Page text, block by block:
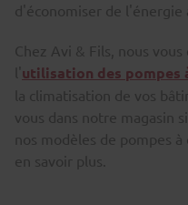
d'économiser de l'énergie
Chez Avi & Fils, nous vous
utilisation des pompes
la climatisation de vos
vous dans notre magasin
nos modèles de pompes
en savoir plus.